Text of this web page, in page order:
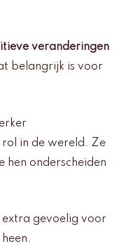
veranderingen
belangrijk is voor
rol in de wereld. Ze
hen onderscheiden
extra gevoelig voor